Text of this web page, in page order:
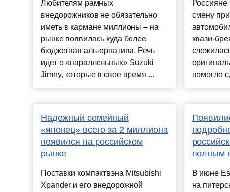
Любителям рамных
внедорожников не обязательно
иметь в кармане миллионы – на
рынке появилась куда более
бюджетная альтернатива. Речь
идет о «параллельных» Suzuki
Jimny, которые в свое время ...
Надежный семейный
«японец» всего за 2 миллиона
появился на российском
рынке
Поставки компактвэна Mitsubishi
Xpander и его внедорожной
Россияне
смену
квази-
помогло
полным
В июне
на